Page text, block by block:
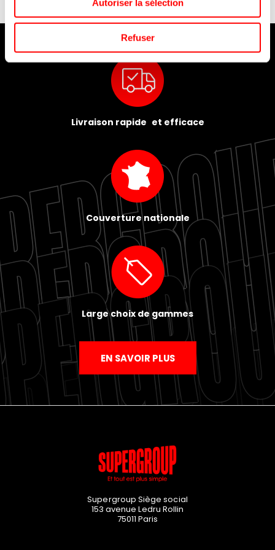
Autoriser la sélection
Refuser
Livraison rapide et efficace
Couverture nationale
Large choix de gammes
EN SAVOIR PLUS
Supergroup Siège social
153 avenue Ledru Rollin
75011 Paris